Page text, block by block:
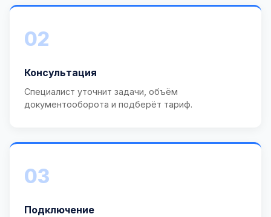
02
Консультация
Специалист уточнит задачи, объём
документооборота и подберёт тариф.
03
Подключение